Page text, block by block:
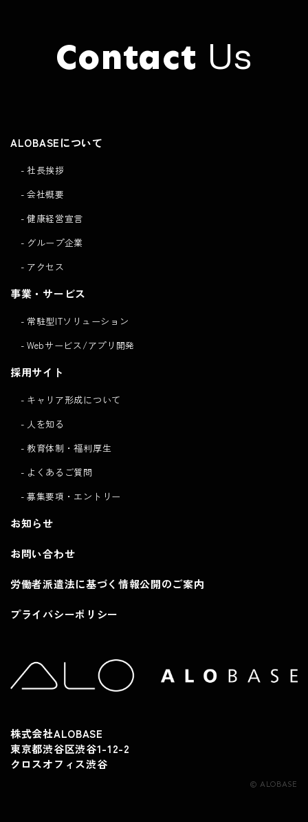
Contact Us
株式会社ALOBASE
東京都渋谷区渋谷1-12-2
クロスオフィス渋谷
© ALOBASE
ALOBASEについて
社長挨拶
会社概要
健康経営宣言
グループ企業
アクセス
事業・サービス
常駐型ITソリューション
Webサービス/アプリ開発
採用サイト
キャリア形成について
人を知る
教育体制・福利厚生
よくあるご質問
募集要項・エントリー
お知らせ
お問い合わせ
労働者派遣法に基づく情報公開のご案内
プライバシーポリシー